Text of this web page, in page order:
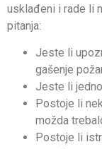
usklađeni i rade li
pitanja:
Jeste li
gašenje
Jeste li
Postoje li
možda
Postoje li